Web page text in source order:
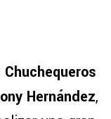
Hernández,